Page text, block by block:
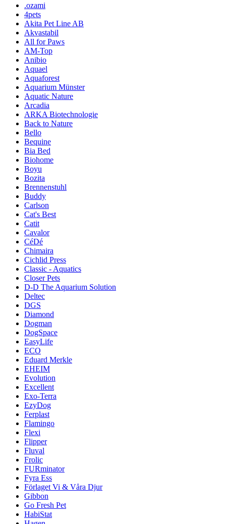
.ozami
4pets
Akita Pet Line AB
Akvastabil
All for Paws
AM-Top
Anibio
Aquael
Aquaforest
Aquarium Münster
Aquatic Nature
Arcadia
ARKA Biotechnologie
Back to Nature
Bello
Bequine
Bia Bed
Biohome
Boyu
Bozita
Brennenstuhl
Buddy
Carlson
Cat's Best
Catit
Cavalor
CéDé
Chimaira
Cichlid Press
Classic - Aquatics
Closer Pets
D-D The Aquarium Solution
Deltec
DGS
Diamond
Dogman
DogSpace
EasyLife
ECO
Eduard Merkle
EHEIM
Evolution
Excellent
Exo-Terra
EzyDog
Ferplast
Flamingo
Flexi
Flipper
Fluval
Frolic
FURminator
Fyra Ess
Förlaget Vi & Våra Djur
Gibbon
Go Fresh Pet
HabiStat